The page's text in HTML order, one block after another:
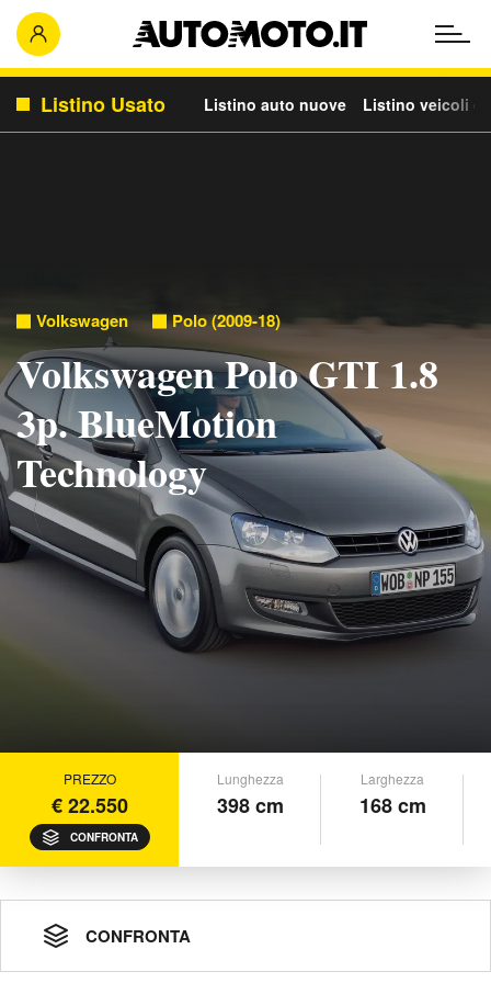
Listino Usato Listino auto nuove Listino veicoli
Volkswagen Polo (2009-18)
Volkswagen Polo GTI 1.8
3p. BlueMotion
Technology
PREZZO
€ 22.550
CONFRONTA
Lunghezza
398 cm
Larghezza
168 cm
CONFRONTA